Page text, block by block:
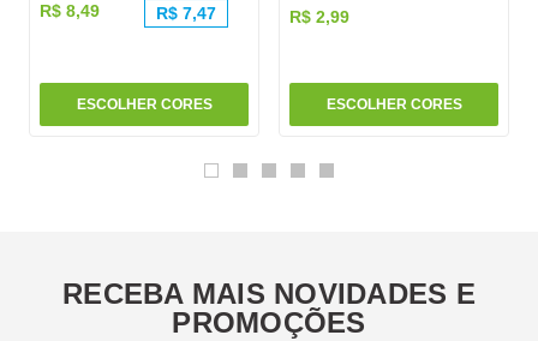
R$ 8,49 R$ 7,47
ESCOLHER CORES
R$ 2,99
ESCOLHER CORES
RECEBA MAIS NOVIDADES E
PROMOÇÕES